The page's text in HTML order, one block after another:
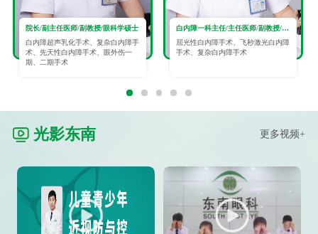
院长/副主任医师/副教授/眼科学硕士
白内障超声乳化手术、复杂白内障手
术、先天性白内障手术、眼外伤一
期、二期手术
白内障一科主任/主任医师/副教授/眼科学硕士
屈光性白内障手术、飞秒激光白内障
手术、复杂白内障手术
光影东南 更多视频+